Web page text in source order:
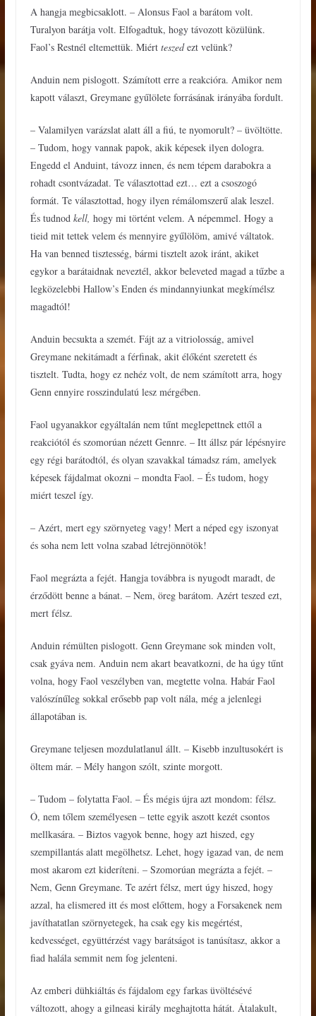
A hangja megbicsaklott. – Alonsus Faol a barátom volt.
Turalyon barátja volt. Elfogadtuk, hogy távozott közülünk.
Faol’s Restnél eltemettük. Miért teszedezt velünk?
Anduin nem pislogott. Számított erre a reakcióra. Amikor nem
kapott választ, Greymane gyűlölete forrásának irányába fordult.
– Valamilyen varázslat alatt áll a fiú, te nyomorult? – üvöltötte.
– Tudom, hogy vannak papok, akik képesek ilyen dologra.
Engedd el Anduint, távozz innen, és nem tépem darabokra a
rohadt csontvázadat. Te választottad ezt… ezt a csoszogó
formát. Te választottad, hogy ilyen rémálomszerű alak leszel.
És tudnod kell, hogy mi történt velem. A népemmel. Hogy a
tieid mit tettek velem és mennyire gyűlölöm, amivé váltatok.
Ha van benned tisztesség, bármi tisztelt azok iránt, akiket
egykor a barátaidnak neveztél, akkor beleveted magad a tűzbe a
legközelebbi Hallow’s Enden és mindannyiunkat megkímélsz
magadtól!
Anduin becsukta a szemét. Fájt az a vitriolosság, amivel
Greymane nekitámadt a férfinak, akit élőként szeretett és
tisztelt. Tudta, hogy ez nehéz volt, de nem számított arra, hogy
Genn ennyire rosszindulatú lesz mérgében.
Faol ugyanakkor egyáltalán nem tűnt meglepettnek ettől a
reakciótól és szomorúan nézett Gennre. – Itt állsz pár lépésnyire
egy régi barátodtól, és olyan szavakkal támadsz rám, amelyek
képesek fájdalmat okozni – mondta Faol. – És tudom, hogy
miért teszel így.
– Azért, mert egy szörnyeteg vagy! Mert a néped egy iszonyat
és soha nem lett volna szabad létrejönnötök!
Faol megrázta a fejét. Hangja továbbra is nyugodt maradt, de
érződött benne a bánat. – Nem, öreg barátom. Azért teszed ezt,
mert félsz.
Anduin rémülten pislogott. Genn Greymane sok minden volt,
csak gyáva nem. Anduin nem akart beavatkozni, de ha úgy tűnt
volna, hogy Faol veszélyben van, megtette volna. Habár Faol
valószínűleg sokkal erősebb pap volt nála, még a jelenlegi
állapotában is.
Greymane teljesen mozdulatlanul állt. – Kisebb inzultusokért is
öltem már. – Mély hangon szólt, szinte morgott.
– Tudom – folytatta Faol. – És mégis újra azt mondom: félsz.
Ó, nem tőlem személyesen – tette egyik aszott kezét csontos
mellkasára. – Biztos vagyok benne, hogy azt hiszed, egy
szempillantás alatt megölhetsz. Lehet, hogy igazad van, de nem
most akarom ezt kideríteni. – Szomorúan megrázta a fejét. –
Nem, Genn Greymane. Te azért félsz, mert úgy hiszed, hogy
azzal, ha elismered itt és most előttem, hogy a Forsakenek nem
javíthatatlan szörnyetegek, ha csak egy kis megértést,
kedvességet, együttérzést vagy barátságot is tanúsítasz, akkor a
fiad halála semmit nem fog jelenteni.
Az emberi dühkiáltás és fájdalom egy farkas üvöltésévé
változott, ahogy a gilneasi király meghajtotta hátát. Átalakult,